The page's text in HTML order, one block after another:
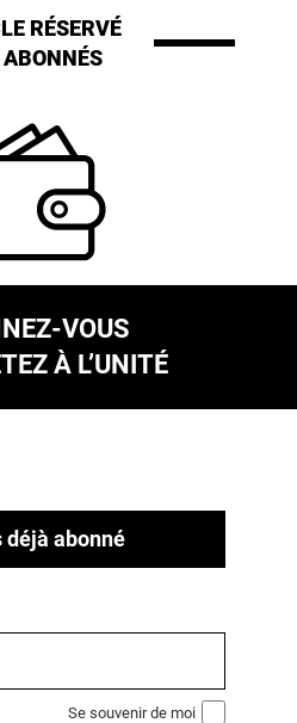
RÉSERVÉ
VOUS
À L’UNITÉ
déjà abonné
Se souvenir de moi